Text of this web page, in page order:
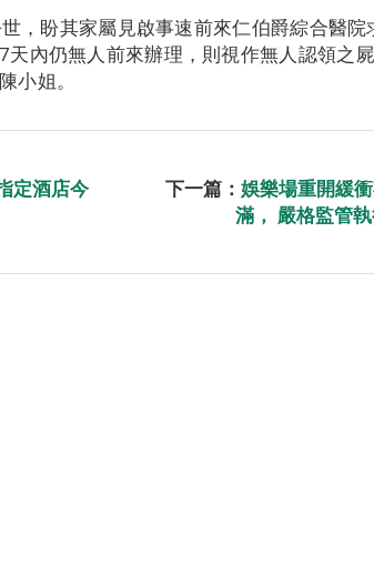
，盼其家屬見啟事速前來仁伯爵綜合醫院
內仍無人前來辦理，則視作無人認領之
小姐。
定酒店今
下一篇： 娛樂場重開緩
滿， 嚴格監管